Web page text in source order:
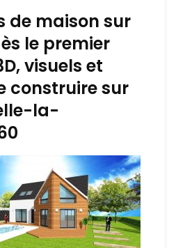
de maison sur
le premier
visuels et
construire sur
la-